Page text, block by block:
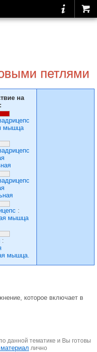
петлями
на
мышца
:
мышца
:
мышца.
которое включает в
данной тематике и Вы готовы
лично